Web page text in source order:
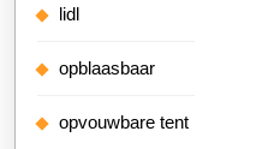
lidl
opblaasbaar
opvouwbare tent